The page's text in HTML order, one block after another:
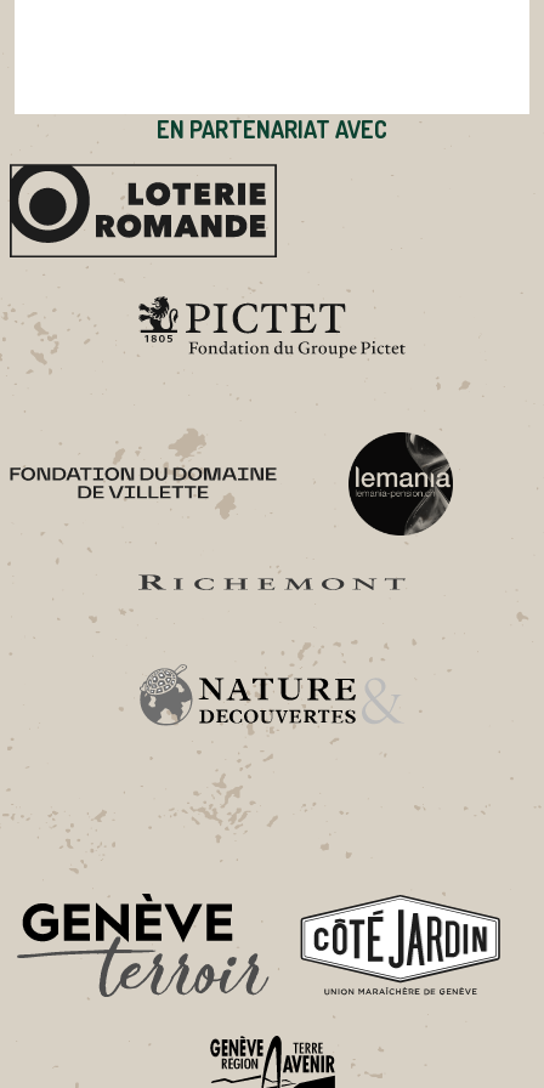
EN PARTENARIAT AVEC